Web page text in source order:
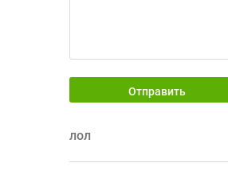
Отправить
лол